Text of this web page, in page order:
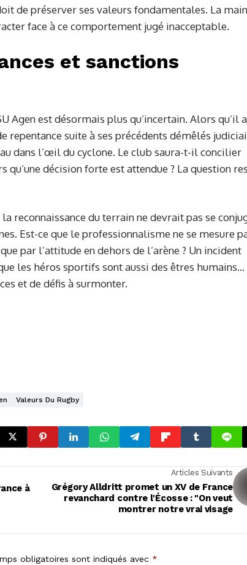
de préserver ses valeurs fondamentales. La main
face à ce comportement jugé inacceptable.
et sanctions
Agen est désormais plus qu’incertain. Alors qu’il
repentance suite à ses précédents démêlés
dans l’œil du cyclone. Le club saura-t-il concilier
décision forte est attendue ? La question
reconnaissance du terrain ne devrait pas se
Est-ce que le professionnalisme ne se mesure
par l’attitude en dehors de l’arène ? Un incident
les héros sportifs sont aussi des êtres humains…
et de défis à surmonter.
Valeurs Du Rugby
à
Articles Suivants
Grégory Alldritt promet un XV de France
revanchard contre l'Écosse : "On veut
montrer notre vrai visage
obligatoires sont indiqués avec *